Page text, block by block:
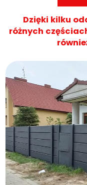
Dzięki kilku
różnych